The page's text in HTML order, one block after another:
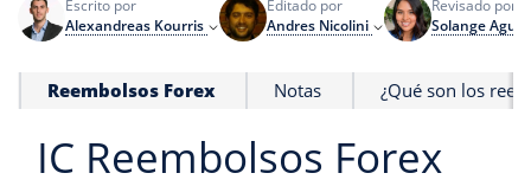
Escrito por
Alexandreas Kourris
Editado por
Andres Nicolini
Revisado por
Solange
Reembolsos Forex Notas ¿Qué son los
IC Reembolsos Forex